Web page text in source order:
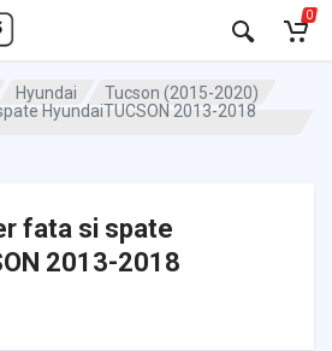
0
Hyundai
Tucson (2015-2020)
HyundaiTUCSON 2013-2018
fata si spate
2013-2018